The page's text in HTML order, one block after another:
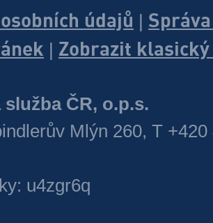
údajů
Zobrazit
ČR, o.p.s.
Mlýn 260, T +420
u4zgr6q